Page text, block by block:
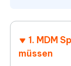
1. MDM
müssen